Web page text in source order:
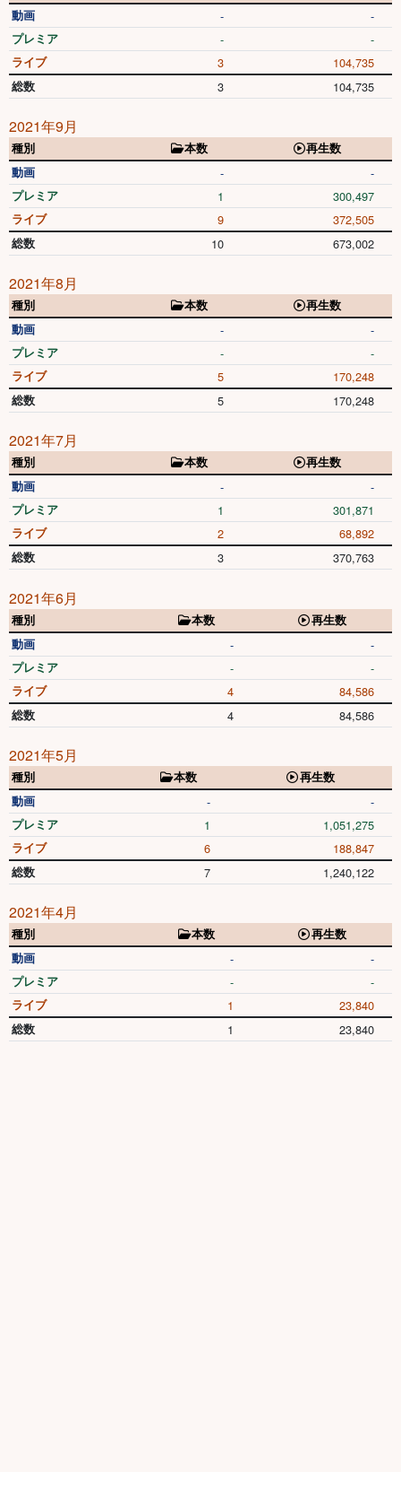
動画
- -
プレミア - -
ライブ 3 104,735
総数 3 104,735
2021年9月
種別 本数
再生数
動画
- -
プレミア 1 300,497
ライブ 9 372,505
総数 10 673,002
2021年8月
種別 本数
再生数
動画
- -
プレミア - -
ライブ 5 170,248
総数 5 170,248
2021年7月
種別 本数
再生数
動画
- -
プレミア 1 301,871
ライブ 2 68,892
総数 3 370,763
2021年6月
種別 本数
再生数
動画
- -
プレミア - -
ライブ 4 84,586
総数 4 84,586
2021年5月
種別 本数
再生数
動画
- -
プレミア 1 1,051,275
ライブ 6 188,847
総数 7 1,240,122
2021年4月
種別 本数
再生数
動画
- -
プレミア - -
ライブ 1 23,840
総数 1 23,840